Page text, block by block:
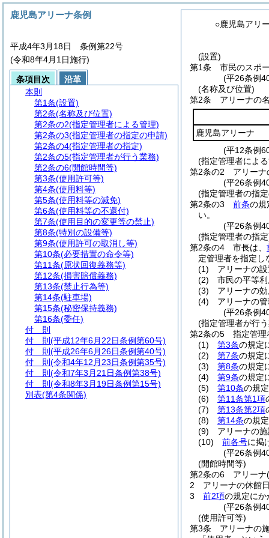
○鹿児島アリ
(設置)
第1条
市民のスポ
(平26条例
(名称及び位置)
第2条
アリーナの
鹿児島アリーナ
(平12条例
(指定管理者によ
第2条の2
アリー
(平26条例
(指定管理者の指
第2条の3
前条の規
い。
(平26条例
(指定管理者の指
第2条の4
市長は、
定管理者を指定し
(1)
アリーナの
(2)
市民の平等
(3)
アリーナの
(4)
アリーナの
(平26条例
(指定管理者が行
第2条の5
指定管理
(1)
第3条の規定
(2)
第7条の規定
(3)
第8条の規定
(4)
第9条の規定
(5)
第10条の規
(6)
第11条第1項
(7)
第13条第2項
(8)
第14条の規
(9)
アリーナの
(10)
前各号に掲
(平26条例
(開館時間等)
第2条の6
アリーナ(
2
アリーナの休館
3
前2項の規定にか
(平26条例
(使用許可等)
第3条
アリーナの
鹿児島アリーナ条例
平成4年3月18日 条例第22号
(令和8年4月1日施行)
条項目次
沿革
本則
第1条(設置)
第2条(名称及び位置)
第2条の2(指定管理者による管理)
第2条の3(指定管理者の指定の申請)
第2条の4(指定管理者の指定)
第2条の5(指定管理者が行う業務)
第2条の6(開館時間等)
第3条(使用許可等)
第4条(使用料等)
第5条(使用料等の減免)
第6条(使用料等の不還付)
第7条(使用目的の変更等の禁止)
第8条(特別の設備等)
第9条(使用許可の取消し等)
第10条(必要措置の命令等)
第11条(原状回復義務等)
第12条(損害賠償義務)
第13条(禁止行為等)
第14条(駐車場)
第15条(秘密保持義務)
第16条(委任)
付 則
付 則 (平成12年6月22日条例第60号)
付 則 (平成26年6月26日条例第40号)
付 則 (令和4年12月23日条例第35号)
付 則 (令和7年3月21日条例第38号)
付 則 (令和8年3月19日条例第15号)
別表(第4条関係)